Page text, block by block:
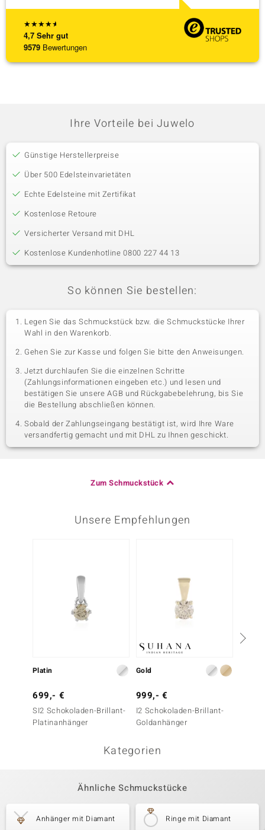
★★★★★
4,7 Sehr gut
9579 Bewertungen
Ihre Vorteile bei Juwelo
Günstige Herstellerpreise
Über 500 Edelsteinvarietäten
Echte Edelsteine mit Zertifikat
Kostenlose Retoure
Versicherter Versand mit DHL
Kostenlose Kundenhotline 0800 227 44 13
So können Sie bestellen:
Legen Sie das Schmuckstück bzw. die Schmuckstücke Ihrer
Wahl in den Warenkorb.
Gehen Sie zur Kasse und folgen Sie bitte den Anweisungen.
Jetzt durchlaufen Sie die einzelnen Schritte
(Zahlungsinformationen eingeben etc.) und lesen und
bestätigen Sie unsere AGB und Rückgabebelehrung, bis Sie
die Bestellung abschließen können.
Sobald der Zahlungseingang bestätigt ist, wird Ihre Ware
versandfertig gemacht und mit DHL zu Ihnen geschickt.
Zum Schmuckstück
Unsere Empfehlungen
Platin
699,- €
SI2 Schokoladen-Brillant-
Platinanhänger
Gold
999,- €
I2 Schokoladen-Brillant-
Goldanhänger
Kategorien
Ähnliche Schmuckstücke
Anhänger mit Diamant Ringe mit Diamant